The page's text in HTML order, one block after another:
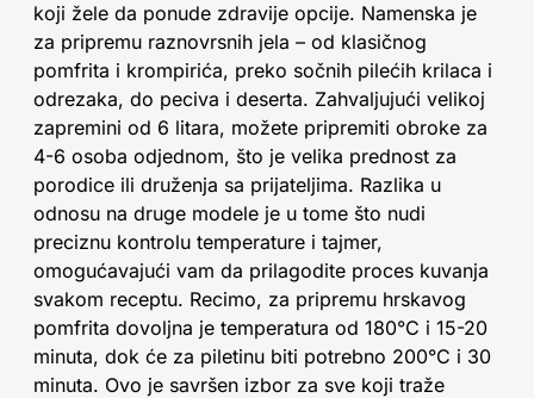
koji žele da ponude zdravije opcije. Namenska je
za pripremu raznovrsnih jela – od klasičnog
pomfrita i krompirića, preko sočnih pilećih krilaca i
odrezaka, do peciva i deserta. Zahvaljujući velikoj
zapremini od 6 litara, možete pripremiti obroke za
4-6 osoba odjednom, što je velika prednost za
porodice ili druženja sa prijateljima. Razlika u
odnosu na druge modele je u tome što nudi
preciznu kontrolu temperature i tajmer,
omogućavajući vam da prilagodite proces kuvanja
svakom receptu. Recimo, za pripremu hrskavog
pomfrita dovoljna je temperatura od 180°C i 15-20
minuta, dok će za piletinu biti potrebno 200°C i 30
minuta. Ovo je savršen izbor za sve koji traže